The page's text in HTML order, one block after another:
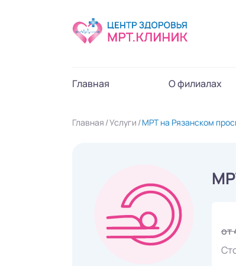
Главная О филиалах
Главная Услуги МРТ на Рязанском
от